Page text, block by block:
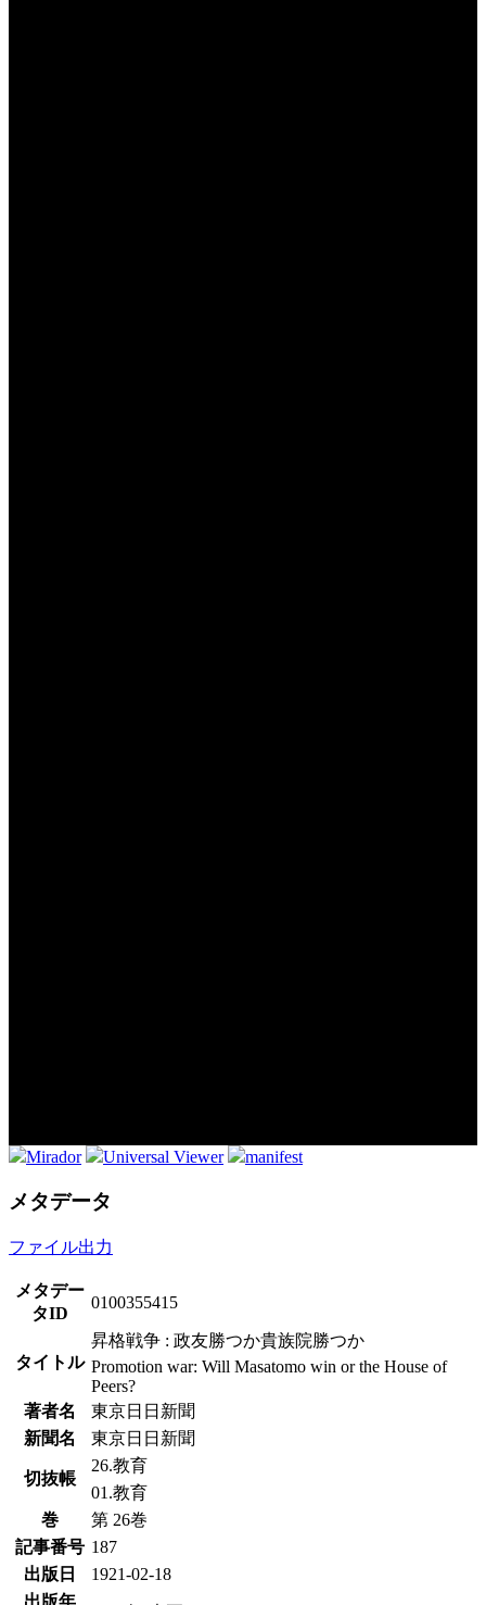
Mirador Universal Viewer manifest
メタデータ
ファイル出力
メタデー
タID
0100355415
タイトル
昇格戦争 : 政友勝つか貴族院勝つか
Promotion war: Will Masatomo win or the House of
Peers?
著者名
東京日日新聞
新聞名
東京日日新聞
切抜帳
26.教育
01.教育
巻
第 26巻
記事番号 187
出版日
1921-02-18
出版年